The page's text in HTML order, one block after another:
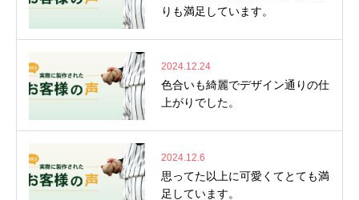
りも満足しています。
2024.12.24
色合いも綺麗でデザイン通りの仕
上がりでした。
2024.12.6
思ってた以上に可愛くてとても満
足しています。